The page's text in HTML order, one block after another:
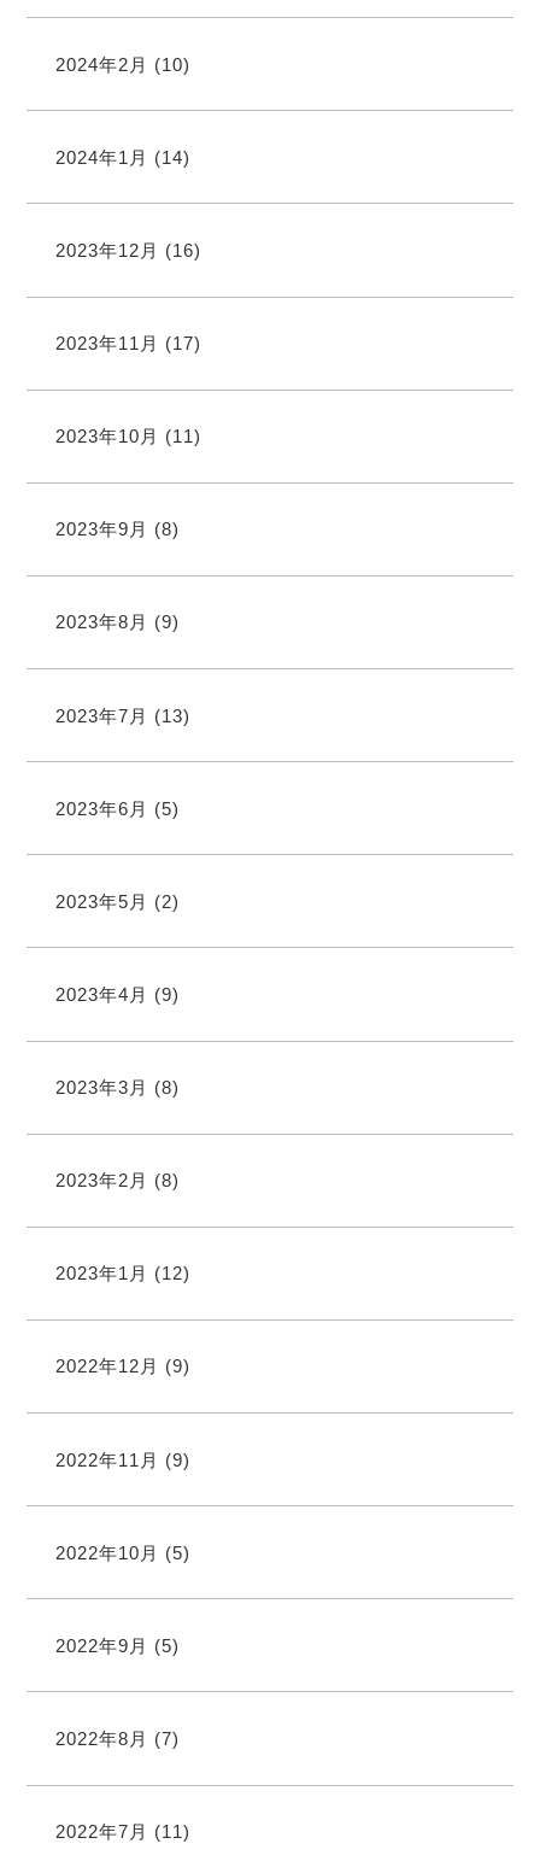
2024年2月 (10)
2024年1月 (14)
2023年12月 (16)
2023年11月 (17)
2023年10月 (11)
2023年9月 (8)
2023年8月 (9)
2023年7月 (13)
2023年6月 (5)
2023年5月 (2)
2023年4月 (9)
2023年3月 (8)
2023年2月 (8)
2023年1月 (12)
2022年12月 (9)
2022年11月 (9)
2022年10月 (5)
2022年9月 (5)
2022年8月 (7)
2022年7月 (11)